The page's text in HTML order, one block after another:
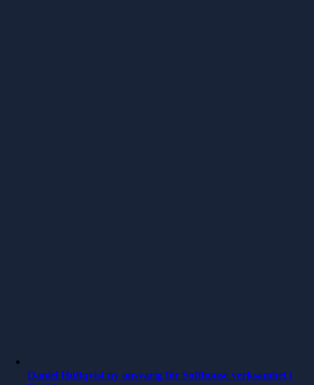
Daniel Hultqvist ny ansvarig för Softhouse verksamhet i